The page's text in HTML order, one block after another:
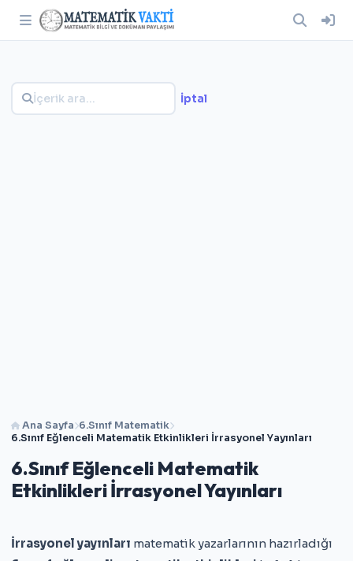
Ana Sayfa 6.Sınıf Matematik
6.Sınıf Eğlenceli Matematik Etkinlikleri İrrasyonel Yayınları
6.Sınıf Eğlenceli Matematik
Etkinlikleri İrrasyonel Yayınları
İrrasyonel yayınları matematik yazarlarının hazırladığı
İptal